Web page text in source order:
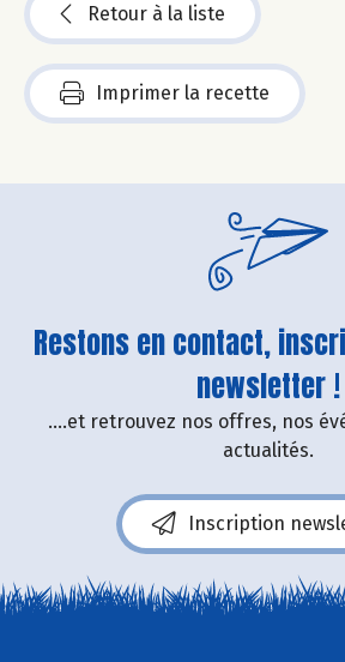
Retour à la liste
Imprimer la recette
Restons en contact,
newsletter !
....et retrouvez nos offres, nos
actualités.
Inscription